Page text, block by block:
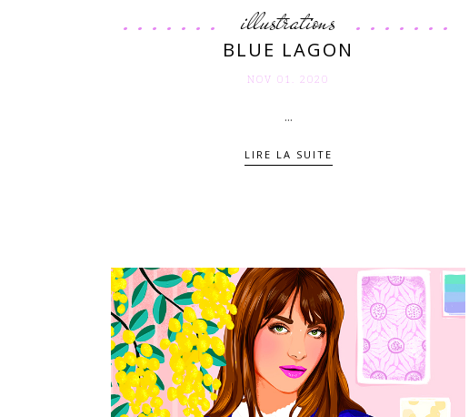
illustrations
BLUE LAGON
NOV 01. 2020
...
LIRE LA SUITE